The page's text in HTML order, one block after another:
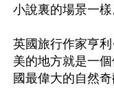
小說裏的場景一樣
英國旅行作家亨
美的地方就是一
國最偉大的自然奇